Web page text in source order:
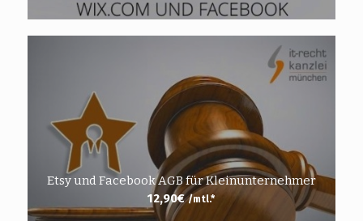
Etsy und Facebook AGB für Kleinunternehmer
12,90€ /mtl.*